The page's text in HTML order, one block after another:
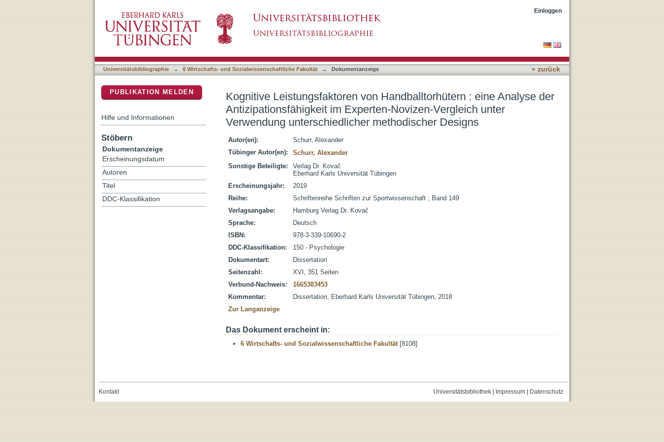
Kognitive Leistungsfaktoren von Handballtorhütern : eine Analyse der Antizipationsfähigkeit im
Experten-Novizen-Vergleich unter Verwendung unterschiedlicher methodischer Designs
Einloggen
Universitätsbibliographie → 6 Wirtschafts- und Sozialwissenschaftliche Fakultät → Dokumentanzeige « zurück
Kognitive Leistungsfaktoren von Handballtorhütern : eine Analyse der
Antizipationsfähigkeit im Experten-Novizen-Vergleich unter
Verwendung unterschiedlicher methodischer Designs
Autor(en):
Schurr, Alexander
Tübinger Autor(en):
Schurr, Alexander
Sonstige Beteiligte:
Verlag Dr. Kovač
Eberhard Karls Universität Tübingen
Erscheinungsjahr:
2019
Reihe:
Schriftenreihe Schriften zur Sportwissenschaft ; Band 149
Verlagsangabe:
Hamburg Verlag Dr. Kovač
Sprache:
Deutsch
ISBN:
978-3-339-10690-2
DDC-Klassifikation:
150 - Psychologie
Dokumentart:
Dissertation
Seitenzahl:
XVI, 351 Seiten
Verbund-Nachweis:
1665383453
Kommentar:
Dissertation, Eberhard Karls Universität Tübingen, 2018
Zur Langanzeige
Das Dokument erscheint in:
6 Wirtschafts- und Sozialwissenschaftliche Fakultät[8108]
PUBLIKATION MELDEN
Hilfe und Informationen
Stöbern
Dokumentanzeige
Erscheinungsdatum
Autoren
Titel
DDC-Klassifikation
Universitätsbibliothek| Impressum| Datenschutz
Kontakt